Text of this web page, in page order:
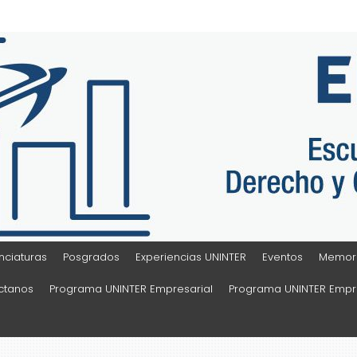
Posgrados Experiencias UNINTER Eventos
Programa UNINTER Empresarial Programa UNINTER